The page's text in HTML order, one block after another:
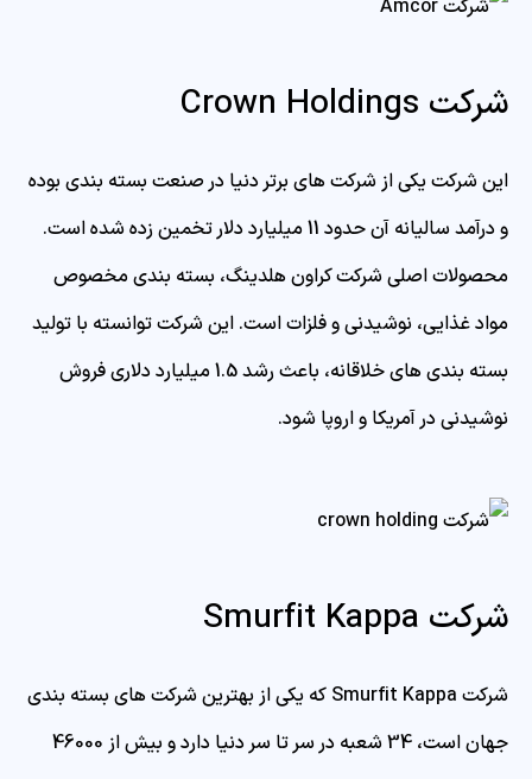
شرکت Crown Holdings
این شرکت یکی از شرکت های برتر دنیا در صنعت بسته بندی بوده
و درآمد سالیانه آن حدود 11 میلیارد دلار تخمین زده شده است.
محصولات اصلی شرکت کراون هلدینگ، بسته بندی مخصوص
مواد غذایی، نوشیدنی و فلزات است. این شرکت توانسته با تولید
بسته بندی های خلاقانه، باعث رشد 1.5 میلیارد دلاری فروش
نوشیدنی در آمریکا و اروپا شود.
شرکت Smurfit Kappa
شرکت Smurfit Kappa که یکی از بهترین شرکت های بسته بندی
جهان است، 34 شعبه در سر تا سر دنیا دارد و بیش از 46000